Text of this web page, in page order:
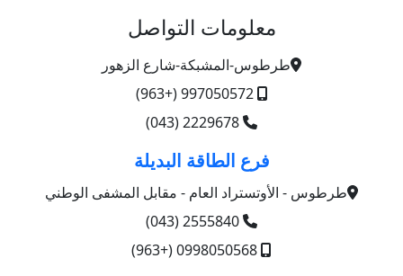
معلومات التواصل
طرطوس-المشبكة-شارع الزهور
997050572 (+963)
فرع الطاقة البديلة
طرطوس - الأوتستراد العام - مقابل المشفى الوطني